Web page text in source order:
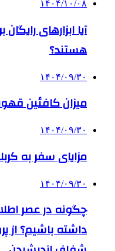
۱۴۰۴/۱۰/۰۸
آیا ابزارهای
هستند؟
۱۴۰۴/۰۹/۳۰
میزان کافئین
۱۴۰۴/۰۹/۳۰
مزایای سفر به
۱۴۰۴/۰۹/۳۰
چگونه در عصر
داشته باشیم؟ از